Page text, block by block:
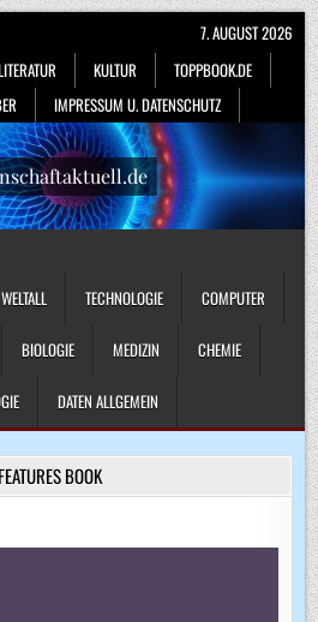
KULTUR
TOPPBOOK.DE
IMPRESSUM U. DATENSCHUTZ
7. AUGUST 2026
WELTALL TECHNOLOGIE COMPUTER
BIOLOGIE MEDIZIN CHEMIE
DATEN ALLGEMEIN
FEATURES BOOK